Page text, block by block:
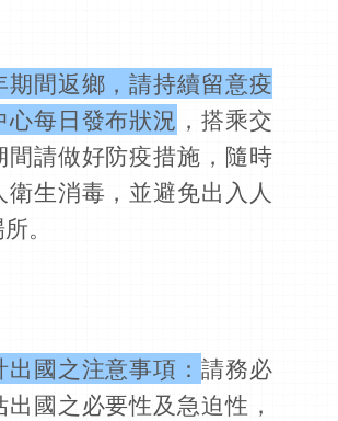
期間返鄉，請持續留意疫
心每日發布狀況 ，搭乘交
間請做好防疫措施，隨時
衛生消毒，並避免出入人
。
出國之注意事項：請務必
出國之必要性及急迫性，